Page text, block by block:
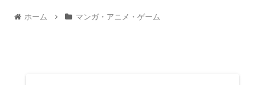
ホーム マンガ・アニメ・ゲーム